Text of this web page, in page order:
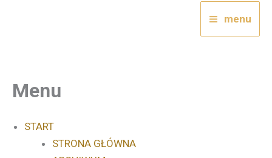
menu
Menu
START
STRONA GŁÓWNA